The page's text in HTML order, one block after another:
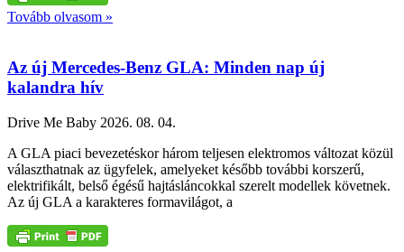
Tovább olvasom »
Az új Mercedes-Benz GLA: Minden nap új
kalandra hív
Drive Me Baby 2026. 08. 04.
A GLA piaci bevezetéskor három teljesen elektromos változat közül
választhatnak az ügyfelek, amelyeket később további korszerű,
elektrifikált, belső égésű hajtásláncokkal szerelt modellek követnek.
Az új GLA a karakteres formavilágot, a